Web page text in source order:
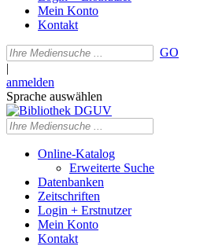
Mein Konto
Kontakt
GO
|
anmelden
Sprache auswählen
Online-Katalog
Erweiterte Suche
Datenbanken
Zeitschriften
Login + Erstnutzer
Mein Konto
Kontakt